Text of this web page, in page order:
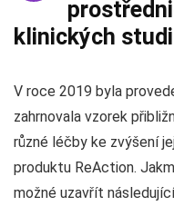
klinických
V roce 2019 byla
zahrnovala vzorek
různé léčby ke zvýšení
produktu ReAction.
možné uzavřít